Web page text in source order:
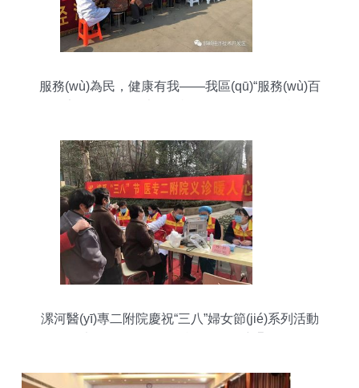
服務(wù)為民，健康有我——我區(qū)“服務(wù)百
漯河醫(yī)專二附院慶祝“三八”婦女節(jié)系列活動